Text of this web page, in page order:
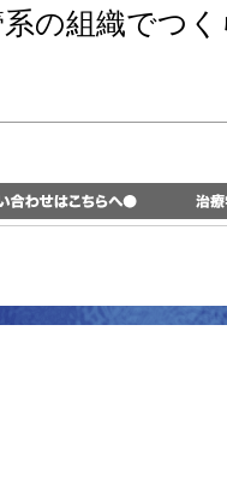
系の組織でつ